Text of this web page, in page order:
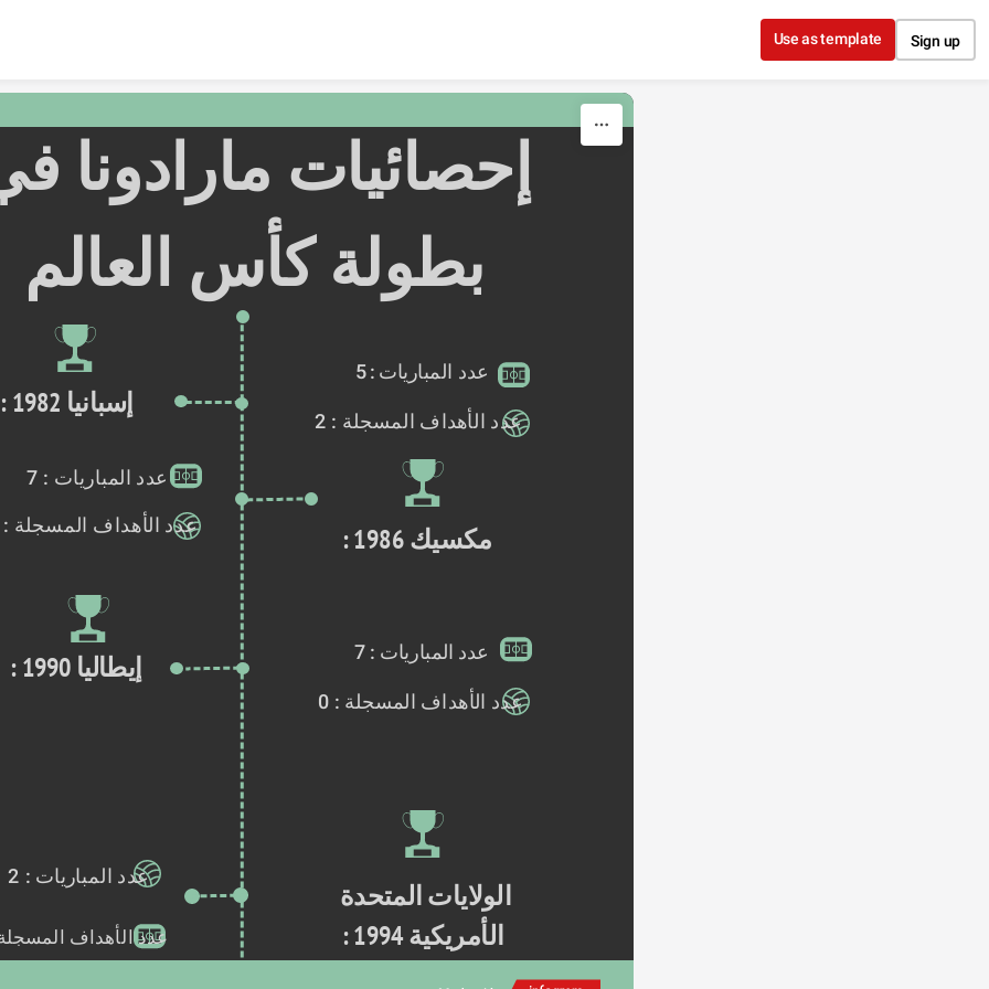
Use as template Sign up
بطولة كأس العالم
عدد المباريات : 5
عدد الأهداف المسجلة : 2
عدد المباريات : 7
عدد الأهداف المسجلة : مكسيك 1986 :
عدد المباريات : 7 إيطاليا 1990 :
عدد الأهداف المسجلة : 0
عدد المباريات : 2
الأمريكية 1994 :
عدد الأهداف المسجلة